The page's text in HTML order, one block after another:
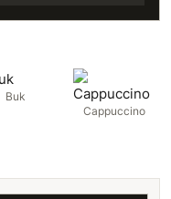
Buk
Cappuccino